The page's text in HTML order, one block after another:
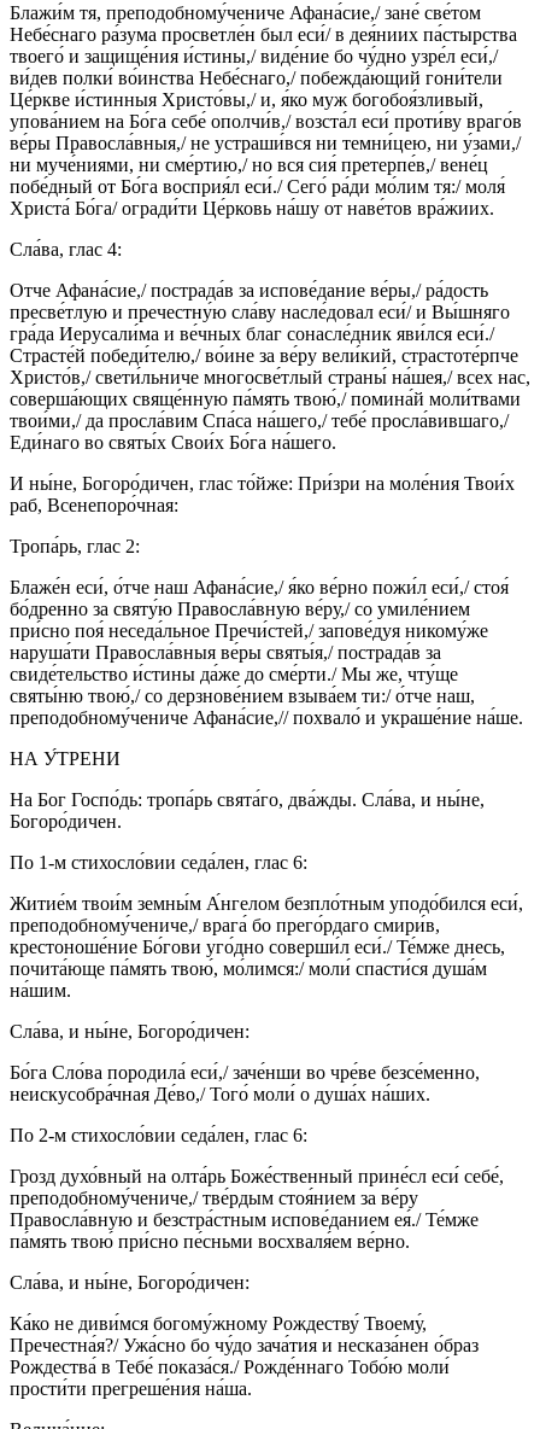
Блажи́м тя, преподобному́чениче Афана́сие,/ зане́ све́том
Небе́снаго ра́зума просветле́н был еси́/ в дея́ниих па́стырства
твоего́ и защище́ния и́стины,/ виде́ние бо чу́дно узре́л еси́,/
ви́дев полки́ во́инства Небе́снаго,/ побежда́ющий гони́тели
Це́ркве и́стинныя Христо́вы,/ и, я́ко муж богобоя́зливый,
упова́нием на Бо́га себе́ ополчи́в,/ возста́л еси́ проти́ву враго́в
ве́ры Правосла́вныя,/ не устраши́вся ни темни́цею, ни у́зами,/
ни муче́ниями, ни сме́ртию,/ но вся сия́ претерпе́в,/ вене́ц
побе́дный от Бо́га восприя́л еси́./ Сего́ ра́ди мо́лим тя:/ моля́
Христа́ Бо́га/ огради́ти Це́рковь на́шу от наве́тов вра́жиих.
Сла́ва, глас 4:
Отче Афана́сие,/ пострада́в за испове́дание ве́ры,/ ра́дость
пресве́тлую и пречестну́ю сла́ву насле́довал еси́/ и Вы́шняго
гра́да Иерусали́ма и ве́чных благ сонасле́дник яви́лся еси́./
Страсте́й победи́телю,/ во́ине за ве́ру вели́кий, страстоте́рпче
Христо́в,/ свети́льниче многосве́тлый страны́ на́шея,/ всех нас,
соверша́ющих свяще́нную па́мять твою́,/ помина́й моли́твами
твои́ми,/ да просла́вим Спа́са на́шего,/ тебе́ просла́вившаго,/
Еди́наго во святы́х Свои́х Бо́га на́шего.
И ны́не, Богоро́дичен, глас то́йже: При́зри на моле́ния Твои́х
раб, Всенепоро́чная:
Тропа́рь, глас 2:
Блаже́н еси́, о́тче наш Афана́сие,/ я́ко ве́рно пожи́л еси́,/ стоя́
бо́дренно за святу́ю Правосла́вную ве́ру,/ со умиле́нием
при́сно поя́ неседа́льное Пречи́стей,/ запове́дуя никому́же
наруша́ти Правосла́вныя ве́ры святы́я,/ пострада́в за
свиде́тельство и́стины да́же до сме́рти./ Мы же, чту́ще
святы́ню твою́,/ со дерзнове́нием взыва́ем ти:/ о́тче наш,
преподобному́чениче Афана́сие,// похвало́ и украше́ние на́ше.
НА У́ТРЕНИ
На Бог Госпо́дь: тропа́рь свята́го, два́жды. Сла́ва, и ны́не,
Богоро́дичен.
По 1-м стихосло́вии седа́лен, глас 6:
Житие́м твои́м земны́м А́нгелом безпло́тным уподо́бился еси́,
преподобному́чениче,/ врага́ бо прего́рдаго смири́в,
крестоноше́ние Бо́гови уго́дно соверши́л еси́./ Те́мже днесь,
почита́юще па́мять твою́, мо́лимся:/ моли́ спасти́ся душа́м
на́шим.
Сла́ва, и ны́не, Богоро́дичен:
Бо́га Сло́ва породила́ еси́,/ заче́нши во чре́ве безсе́менно,
неискусобра́чная Де́во,/ Того́ моли́ о душа́х на́ших.
По 2-м стихосло́вии седа́лен, глас 6:
Грозд духо́вный на олта́рь Боже́ственный прине́сл еси́ себе́,
преподобному́чениче,/ тве́рдым стоя́нием за ве́ру
Правосла́вную и безстра́стным испове́данием ея́./ Те́мже
па́мять твою́ при́сно пе́сньми восхваля́ем ве́рно.
Сла́ва, и ны́не, Богоро́дичен:
Ка́ко не диви́мся богому́жному Рождеству́ Твоему́,
Пречестна́я?/ Ужа́сно бо чу́до зача́тия и несказа́нен о́браз
Рождества́ в Тебе́ показа́ся./ Рожде́ннаго Тобо́ю моли́
прости́ти прегреше́ния на́ша.